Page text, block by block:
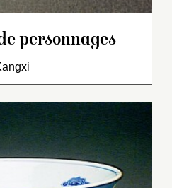
personnages